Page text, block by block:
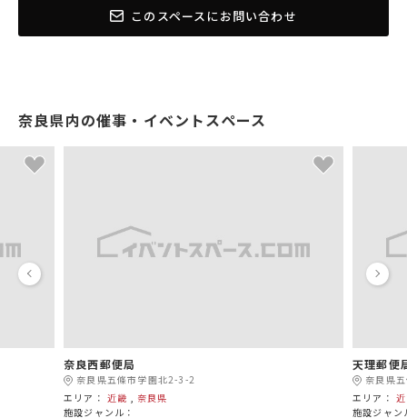
このスペースにお問い合わせ
奈良県内の催事・イベントスペース
奈良西郵便局
奈良県五條市学園北2-3-2
エリア： 近畿 , 奈良県
施設ジャンル：
天理郵便
奈良県
エリア：
施設ジャン